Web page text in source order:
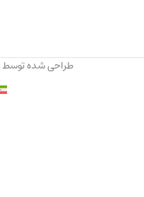
طراحی شده توسط